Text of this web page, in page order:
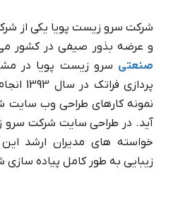
شرکت سرو زیست پویا یکی از
و عرضه بذور صيفی در کشور
صنعتی سرو زیست پویا در
پردازی
نمونه کارهای طراحی وب سایت
آید. در طراحی سایت شرکت
خواسته های مدیران ارشد
زیبایی به طور کامل پیاده سازی